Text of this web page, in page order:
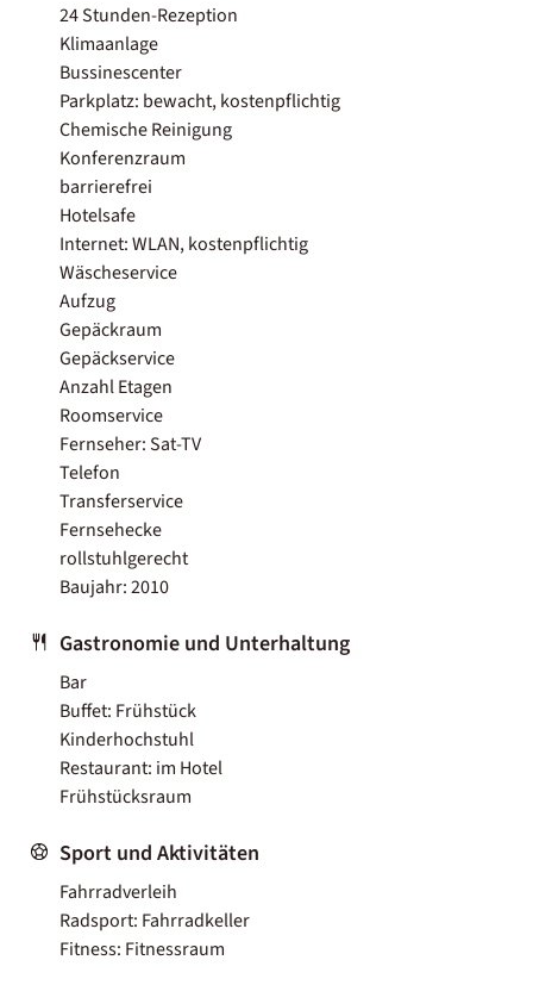
24 Stunden-Rezeption
Klimaanlage
Bussinescenter
Parkplatz: bewacht, kostenpflichtig
Chemische Reinigung
Konferenzraum
barrierefrei
Hotelsafe
Internet: WLAN, kostenpflichtig
Wäscheservice
Aufzug
Gepäckraum
Gepäckservice
Anzahl Etagen
Roomservice
Fernseher: Sat-TV
Telefon
Transferservice
Fernsehecke
rollstuhlgerecht
Baujahr: 2010
Gastronomie und Unterhaltung
Bar
Buffet: Frühstück
Kinderhochstuhl
Restaurant: im Hotel
Frühstücksraum
Sport und Aktivitäten
Fahrradverleih
Radsport: Fahrradkeller
Fitness: Fitnessraum